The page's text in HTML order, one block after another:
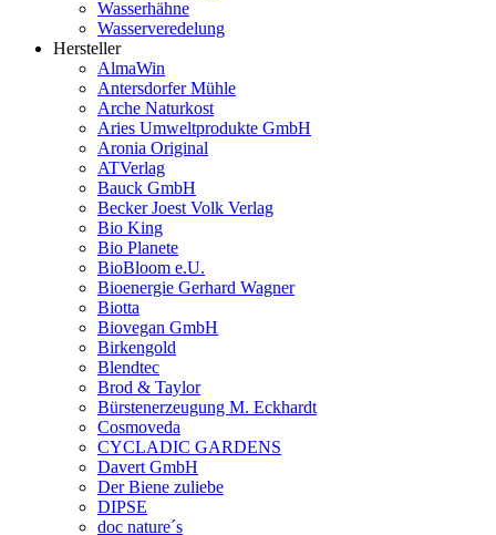
Wasserhähne
Wasserveredelung
Hersteller
AlmaWin
Antersdorfer Mühle
Arche Naturkost
Aries Umweltprodukte GmbH
Aronia Original
ATVerlag
Bauck GmbH
Becker Joest Volk Verlag
Bio King
Bio Planete
BioBloom e.U.
Bioenergie Gerhard Wagner
Biotta
Biovegan GmbH
Birkengold
Blendtec
Brod & Taylor
Bürstenerzeugung M. Eckhardt
Cosmoveda
CYCLADIC GARDENS
Davert GmbH
Der Biene zuliebe
DIPSE
doc nature´s